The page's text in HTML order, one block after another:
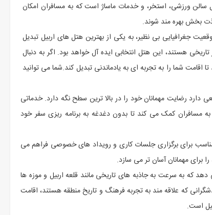
سالن ورزشی، استخر، و خدمات ماساژ است که به مسافران امکان
بخش بهره مند شوند.
جغرافیایی بی نظیر، به یکی از بهترین هتل های اربیل تبدیل
هستند، این هتل انتخابی ایده آل خواهد بود. اگر به دنبال
شما را به تجربه ای به یادماندنی تبدیل کند.شما می توانید
دارد رضایت مهمانان خود را در بالا ترین سطح نگه دارد. خدماتی
به مسافران کمک می‌ کند تا بدون دغدغه به برنامه ‌ریزی سفر خود
برای برگزاری جلسات کاری و رویداد های خصوصی فراهم می‌
برای مهمانان آسان ‌تر می ‌سازد.
که به سرعت به جاذبه ‌های تاریخی مانند قلعه اربیل و موزه‌ ها
که علاقه‌ مند به تجربه فرهنگ و تاریخ منطقه هستند، اقامت
است.